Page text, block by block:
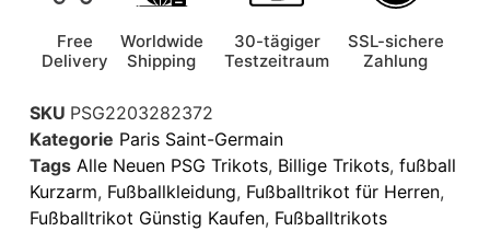
Free
Delivery
Worldwide
Shipping
30-tägiger
Testzeitraum
SSL-sichere
Zahlung
SKU PSG2203282372
Kategorie Paris Saint-Germain
Tags Alle Neuen PSG Trikots, Billige Trikots, fußball
Kurzarm, Fußballkleidung, Fußballtrikot für Herren,
Fußballtrikot Günstig Kaufen, Fußballtrikots